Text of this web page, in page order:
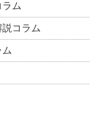
ム
コラム